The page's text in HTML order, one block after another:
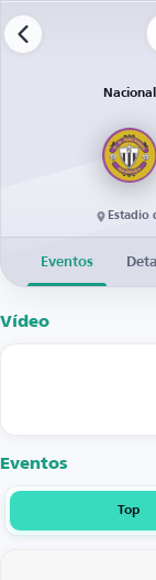
Nacional
Estadio
Eventos
Vídeo
Eventos
Top